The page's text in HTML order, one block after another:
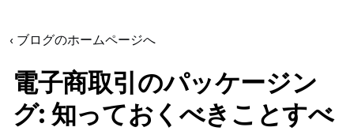
‹ ブログのホームページへ
電子商取引のパッケージン
グ: 知っておくべきことすべ